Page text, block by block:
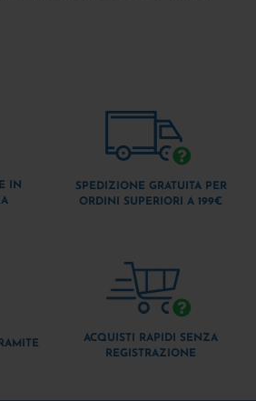
IN
SPEDIZIONE GRATUITA PER
ORDINI SUPERIORI A 199€
ACQUISTI RAPIDI SENZA
REGISTRAZIONE